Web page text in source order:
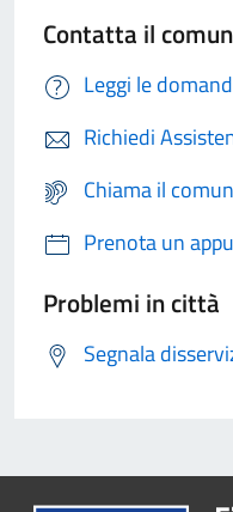
Contatta il
Leggi le
Richiedi
Chiama il
Prenota un
Problemi in città
Segnala